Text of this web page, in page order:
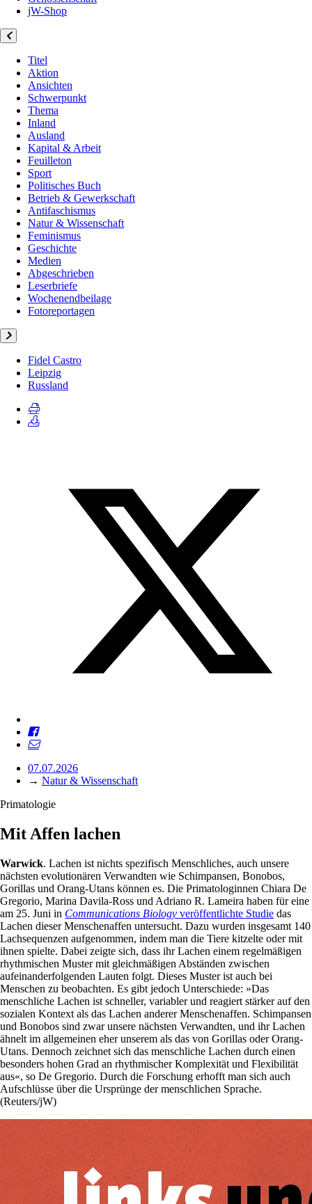
jW-Shop
Titel
Aktion
Ansichten
Schwerpunkt
Thema
Inland
Ausland
Kapital & Arbeit
Feuilleton
Sport
Politisches Buch
Betrieb & Gewerkschaft
Antifaschismus
Natur & Wissenschaft
Feminismus
Geschichte
Medien
Abgeschrieben
Leserbriefe
Wochenendbeilage
Fotoreportagen
Fidel Castro
Leipzig
Russland
07.07.2026
→ Natur & Wissenschaft
Primatologie
Mit Affen lachen
Warwick. Lachen ist nichts spezifisch Menschliches, auch unsere
nächsten evolutionären Verwandten wie Schimpansen, Bonobos,
Gorillas und Orang-Utans können es. Die Primatologinnen Chiara De
Gregorio, Marina Davila-Ross und Adriano R. Lameira haben für eine
am 25. Juni in Communications Biology veröffentlichte Studie das
Lachen dieser Menschenaffen untersucht. Dazu wurden insgesamt 140
Lach­sequenzen aufgenommen, indem man die Tiere kitzelte oder mit
ihnen spielte. Dabei zeigte sich, dass ihr Lachen einem regelmäßigen
rhythmischen Muster mit gleichmäßigen Abständen zwischen
aufeinanderfolgenden Lauten folgt. Dieses Muster ist auch bei
Menschen zu beobachten. Es gibt jedoch Unterschiede: »Das
menschliche Lachen ist schneller, variabler und reagiert stärker auf den
sozialen Kontext als das Lachen anderer Menschenaffen. Schimpansen
und Bonobos sind zwar unsere nächsten Verwandten, und ihr Lachen
ähnelt im allgemeinen eher unserem als das von Gorillas oder Orang-
Utans. Dennoch zeichnet sich das menschliche Lachen durch einen
besonders hohen Grad an rhythmischer Komplexität und Flexibilität
aus«, so De Gregorio. Durch die Forschung erhofft man sich auch
Aufschlüsse über die Ursprünge der menschlichen Sprache.
(Reuters/jW)